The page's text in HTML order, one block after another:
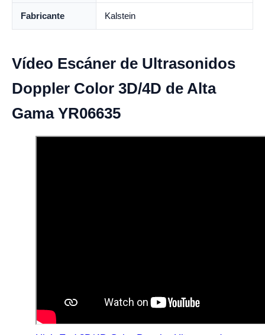
Fabricante Kalstein
Vídeo Escáner de Ultrasonidos
Doppler Color 3D/4D de Alta
Gama YR06635